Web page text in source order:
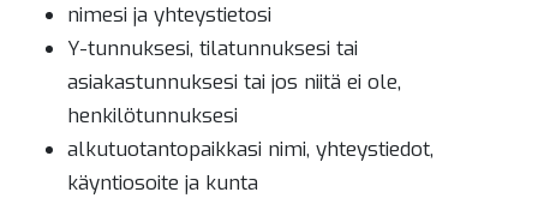
nimesi ja yhteystietosi
Y-tunnuksesi, tilatunnuksesi tai
asiakastunnuksesi tai jos niitä ei ole,
henkilötunnuksesi
alkutuotantopaikkasi nimi, yhteystiedot,
käyntiosoite ja kunta